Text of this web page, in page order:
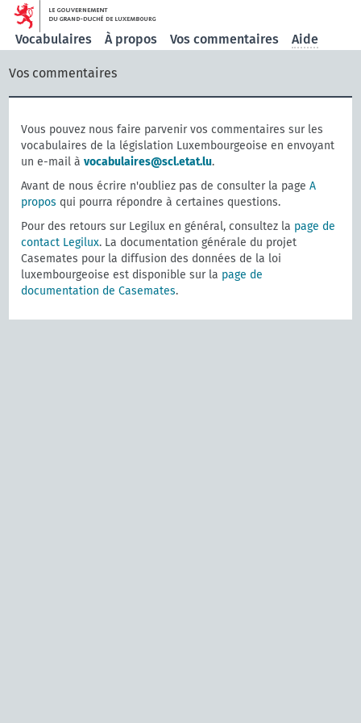
Vocabulaires À propos Vos commentaires Aide
Vos commentaires
Vous pouvez nous faire parvenir vos commentaires sur les
vocabulaires de la législation Luxembourgeoise en envoyant
un e-mail àvocabulaires@scl.etat.lu.
Avant de nous écrire n'oubliez pas de consulter la pageA
propos qui pourra répondre à certaines questions.
Pour des retours sur Legilux en général, consultez la page de
contact Legilux. La documentation générale du projet
Casemates pour la diffusion des données de la loi
luxembourgeoise est disponible sur la page de
documentation de Casemates.